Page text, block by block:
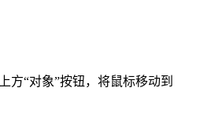
方“对象”按钮，将鼠标移动到